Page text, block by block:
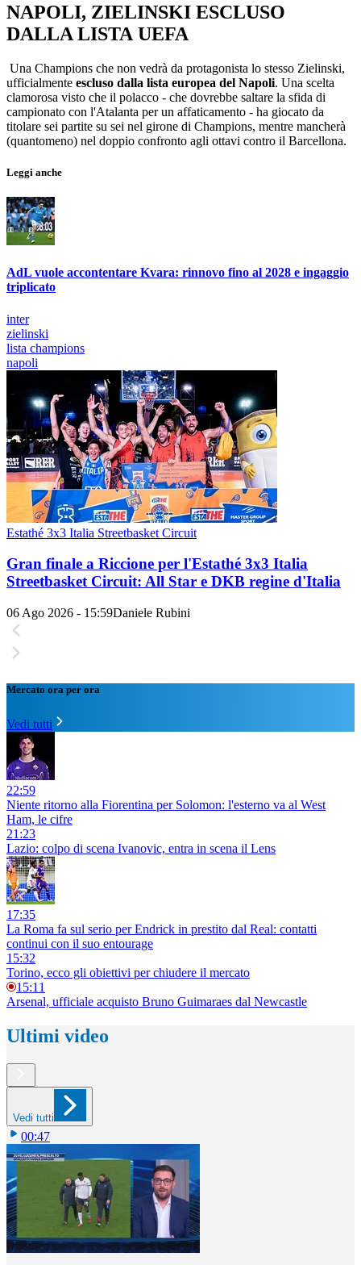
NAPOLI, ZIELINSKI ESCLUSO
DALLA LISTA UEFA
Una Champions che non vedrà da protagonista lo stesso Zielinski,
ufficialmente escluso dalla lista europea del Napoli. Una scelta
clamorosa visto che il polacco - che dovrebbe saltare la sfida di
campionato con l'Atalanta per un affaticamento - ha giocato da
titolare sei partite su sei nel girone di Champions, mentre mancherà
(quantomeno) nel doppio confronto agli ottavi contro il Barcellona.
Leggi anche
AdL vuole accontentare Kvara: rinnovo fino al 2028 e ingaggio
triplicato
inter
zielinski
lista champions
napoli
Estathé 3x3 Italia Streetbasket Circuit
Gran finale a Riccione per l'Estathé 3x3 Italia
Streetbasket Circuit: All Star e DKB regine d'Italia
06 Ago 2026 - 15:59Daniele Rubini
Mercato ora per ora
Vedi tutti
22:59
Niente ritorno alla Fiorentina per Solomon: l'esterno va al West
Ham, le cifre
21:23
Lazio: colpo di scena Ivanovic, entra in scena il Lens
17:35
La Roma fa sul serio per Endrick in prestito dal Real: contatti
continui con il suo entourage
15:32
Torino, ecco gli obiettivi per chiudere il mercato
15:11
Arsenal, ufficiale acquisto Bruno Guimaraes dal Newcastle
Ultimi video
Vedi tutti
00:47